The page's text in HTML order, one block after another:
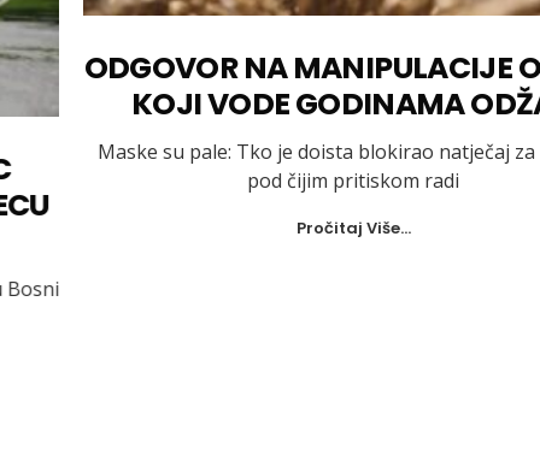
ODGOVOR NA MANIPULACIJE ONIMA
KOJI VODE GODINAMA ODŽAK
Maske su pale: Tko je doista blokirao natječaj za zemlju i
pod čijim pritiskom radi
Pročitaj Više...